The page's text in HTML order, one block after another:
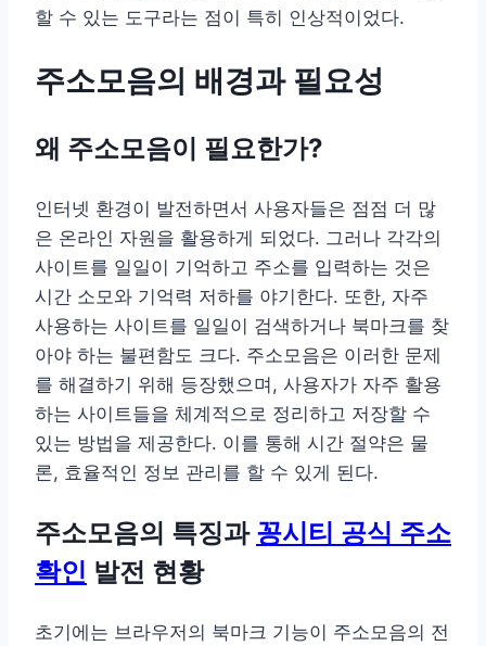
할 수 있는 도구라는 점이 특히 인상적이었다.
주소모음의 배경과 필요성
왜 주소모음이 필요한가?
인터넷 환경이 발전하면서 사용자들은 점점 더 많
은 온라인 자원을 활용하게 되었다. 그러나 각각의
사이트를 일일이 기억하고 주소를 입력하는 것은
시간 소모와 기억력 저하를 야기한다. 또한, 자주
사용하는 사이트를 일일이 검색하거나 북마크를 찾
아야 하는 불편함도 크다. 주소모음은 이러한 문제
를 해결하기 위해 등장했으며, 사용자가 자주 활용
하는 사이트들을 체계적으로 정리하고 저장할 수
있는 방법을 제공한다. 이를 통해 시간 절약은 물
론, 효율적인 정보 관리를 할 수 있게 된다.
주소모음의 특징과 꽁시티 공식 주소
확인 발전 현황
초기에는 브라우저의 북마크 기능이 주소모음의 전